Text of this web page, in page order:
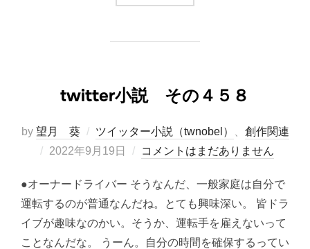
twitter小説 その４５８
by 望月 葵 ツイッター小説（twnobel）
創作関連
投
日:
2022年9月19日 コメントはまだありません
●オーナードライバー そうなんだ、一般家庭は自分で
運転するのが普通なんだね。とても興味深い。 皆ドラ
イブが趣味なのかい。そうか、運転手を雇えないって
ことなんだな。 うーん。自分の時間を確保するってい